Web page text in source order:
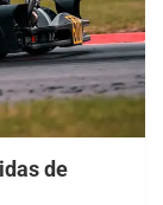
de